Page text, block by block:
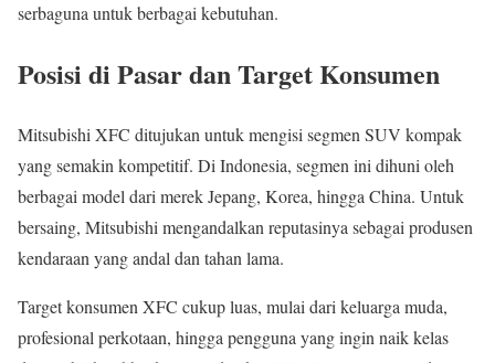
serbaguna untuk berbagai kebutuhan.
Posisi di Pasar dan Target Konsumen
Mitsubishi XFC ditujukan untuk mengisi segmen SUV kompak
yang semakin kompetitif. Di Indonesia, segmen ini dihuni oleh
berbagai model dari merek Jepang, Korea, hingga China. Untuk
bersaing, Mitsubishi mengandalkan reputasinya sebagai produsen
kendaraan yang andal dan tahan lama.
Target konsumen XFC cukup luas, mulai dari keluarga muda,
profesional perkotaan, hingga pengguna yang ingin naik kelas